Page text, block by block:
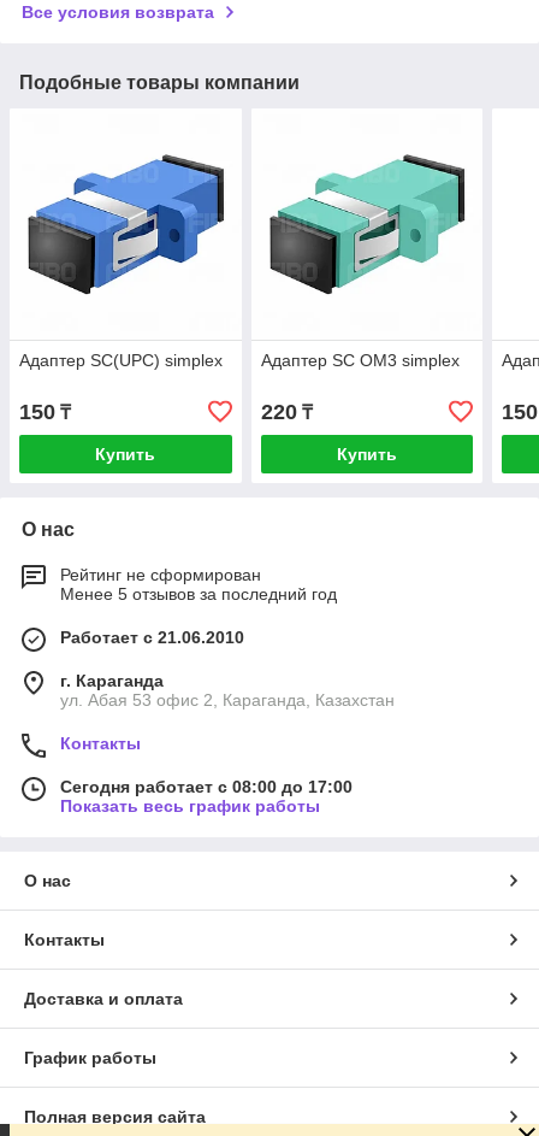
Все условия возврата
Подобные товары компании
Адаптер SC(UPC) simplex
150 ₸
Купить
Адаптер SC OM3 simplex
220₸
Купить
150
О нас
Рейтинг не сформирован
Менее 5 отзывов за последний год
Работает с 21.06.2010
г. Караганда
ул. Абая 53 офис 2, Караганда, Казахстан
Контакты
Сегодня работает с 08:00 до 17:00
Показать весь график работы
О нас
Контакты
Доставка и оплата
График работы
Полная версия сайта